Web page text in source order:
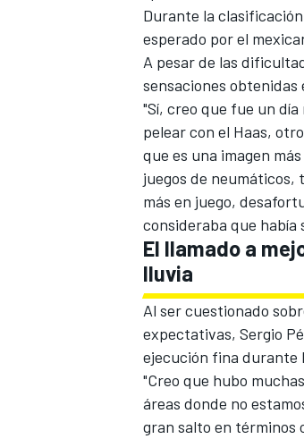
FÓRMULA E
WRC
Durante la
esperado por el
A pesar de las
sensaciones obtenidas
"Sí, creo que fue un
pelear con el Haas,
que es una imagen
juegos de
más en juego,
consideraba que había
El llamado a
lluvia
Al ser cuestionado
expectativas, Sergio
ejecución fina durante
"Creo que hubo
áreas donde no
gran salto en términos